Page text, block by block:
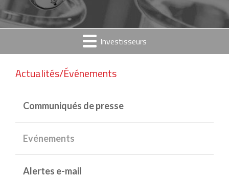
Investisseurs
Actualités/Événements
Communiqués de presse
Evénements
Alertes e-mail